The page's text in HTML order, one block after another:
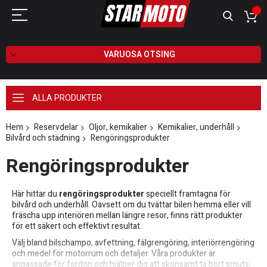
VARUOSA OTSING
ALLA PRODUKTER
Hem Reservdelar Oljor, kemikalier
Kemikalier, underhåll
Bilvård och städning
Rengöringsprodukter
Rengöringsprodukter
Här hittar du rengöringsprodukterspeciellt framtagna för
bilvård och underhåll. Oavsett om du tvättar bilen hemma eller vill
fräscha upp interiören mellan längre resor, finns rätt produkter
för ett säkert och effektivt resultat.
Välj bland bilschampo, avfettning, fälgrengöring, interiörrengöring
och medel för motorrum och detaljer. Våra produkter är
anpassade för fordon och hjälper dig att skonsamt ta bort smuts,